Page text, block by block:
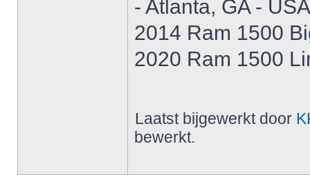
- Atlanta, GA -
2014 Ram 1500
2020 Ram 1500
Laatst bijgewerkt door
bewerkt.